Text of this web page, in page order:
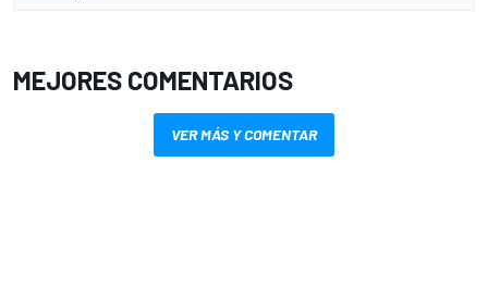
MEJORES COMENTARIOS
VER MÁS Y COMENTAR